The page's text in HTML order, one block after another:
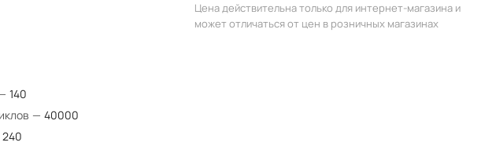
140
— 40000
240
Цена действительна только для интернет-магазина и
может отличаться от цен в розничных магазинах